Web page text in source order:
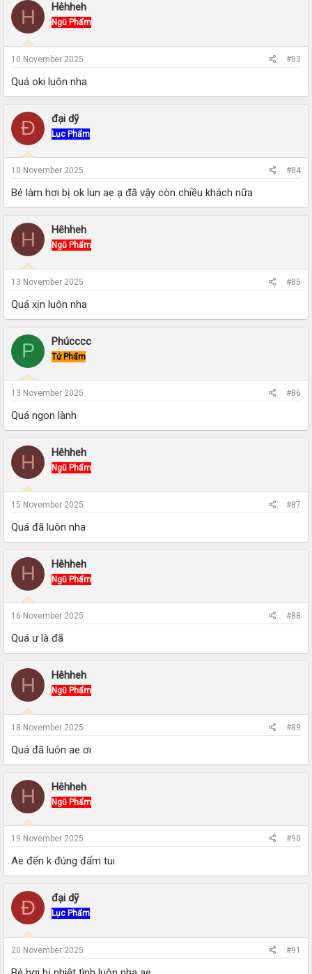
H Hêhheh
Ngũ Phẩm
10 November 2025 #83
Quá oki luôn nha
Đ đại dỹ
Lục Phẩm
10 November 2025 #84
Bé làm hơi bị ok lun ae ạ đã vậy còn chiều khách nữa
H Hêhheh
Ngũ Phẩm
13 November 2025 #85
Quá xịn luôn nha
P Phúcccc
Tứ Phẩm
13 November 2025 #86
Quá ngon lành
H Hêhheh
Ngũ Phẩm
15 November 2025 #87
Quá đã luôn nha
H Hêhheh
Ngũ Phẩm
16 November 2025 #88
Quá ư là đã
H Hêhheh
Ngũ Phẩm
18 November 2025 #89
Quá đã luôn ae ơi
H Hêhheh
Ngũ Phẩm
19 November 2025 #90
Ae đến k đúng đấm tui
Đ đại dỹ
Lục Phẩm
20 November 2025 #91